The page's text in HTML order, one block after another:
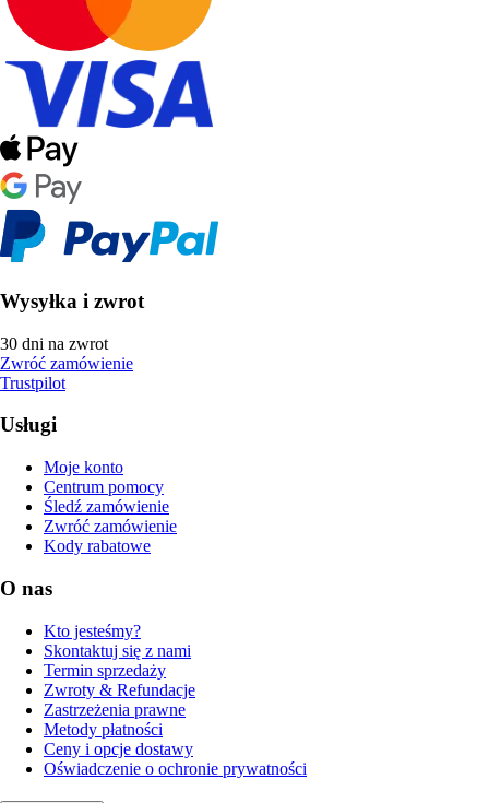
Wysyłka i zwrot
30 dni na zwrot
Zwróć zamówienie
Trustpilot
Usługi
Moje konto
Centrum pomocy
Śledź zamówienie
Zwróć zamówienie
Kody rabatowe
O nas
Kto jesteśmy?
Skontaktuj się z nami
Termin sprzedaży
Zwroty & Refundacje
Zastrzeżenia prawne
Metody płatności
Ceny i opcje dostawy
Oświadczenie o ochronie prywatności